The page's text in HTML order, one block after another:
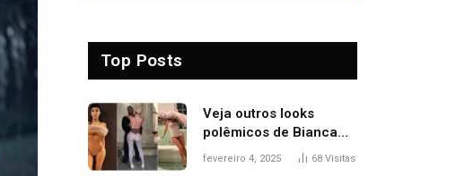
Top Posts
Veja outros looks
polêmicos de Bianca
Censori, esposa de
fevereiro 4, 2025 68 Visitas